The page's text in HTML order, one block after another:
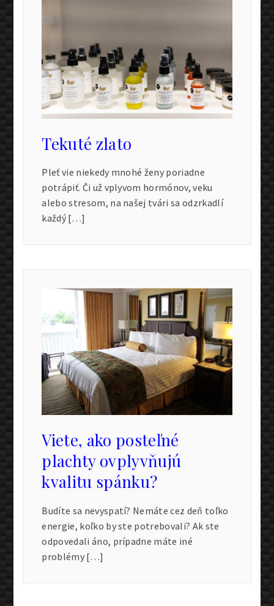
Tekuté zlato
Pleť vie niekedy mnohé ženy poriadne
potrápiť. Či už vplyvom hormónov, veku
alebo stresom, na našej tvári sa odzrkadlí
každý […]
Viete, ako posteľné
plachty ovplyvňujú
kvalitu spánku?
Budíte sa nevyspatí? Nemáte cez deň toľko
energie, koľko by ste potrebovali? Ak ste
odpovedali áno, prípadne máte iné
problémy […]